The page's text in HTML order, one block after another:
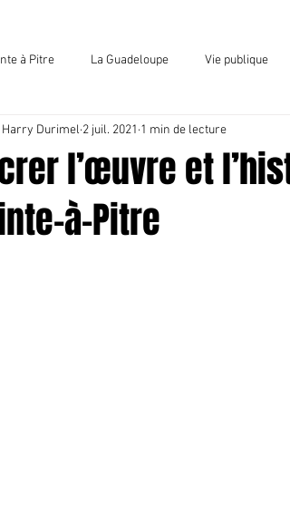
à Pitre La Guadeloupe Vie publique
Sport et culture Organisation politique
l’œuvre et
à-Pitre
Harry Durimel 2 juil. 2021 1 min de lecture